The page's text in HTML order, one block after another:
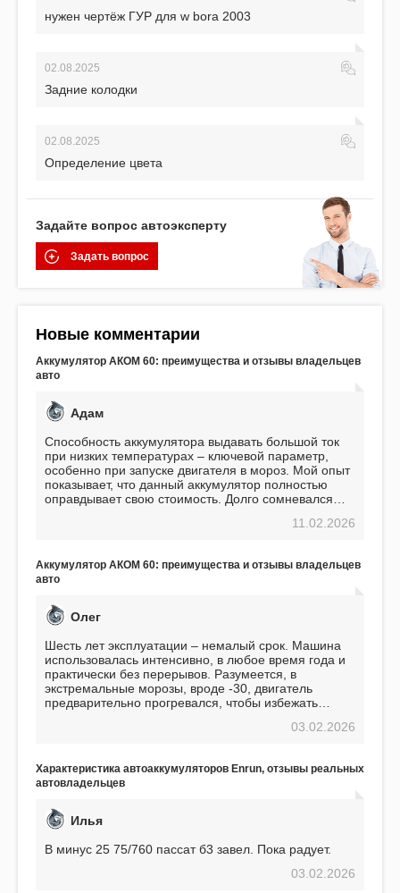
нужен чертёж ГУР для w bora 2003
02.08.2025
Задние колодки
02.08.2025
Определение цвета
Задайте вопрос автоэксперту
Задать вопрос
Новые комментарии
Аккумулятор АКОМ 60: преимущества и отзывы владельцев
авто
Адам
Способность аккумулятора выдавать большой ток
при низких температурах – ключевой параметр,
особенно при запуске двигателя в мороз. Мой опыт
показывает, что данный аккумулятор полностью
оправдывает свою стоимость. Долго сомневался
пожалел. Считаю, что это отличное вложение,11.02.2026
Аккумулятор АКОМ 60: преимущества и отзывы владельцев
авто
Олег
Шесть лет эксплуатации – немалый срок. Машина
использовалась интенсивно, в любое время года и
практически без перерывов. Разумеется, в
экстремальные морозы, вроде -30, двигатель
предварительно прогревался, чтобы избежать
использования не было ни единой поломки,
EFB 75. Судя по характеристикам, он даже
превосходит предыдущую модель.
03.02.2026
Характеристика автоаккумуляторов Enrun, отзывы реальных
автовладельцев
Илья
В минус 25 75/760 пассат б3 завел. Пока радует.
03.02.2026